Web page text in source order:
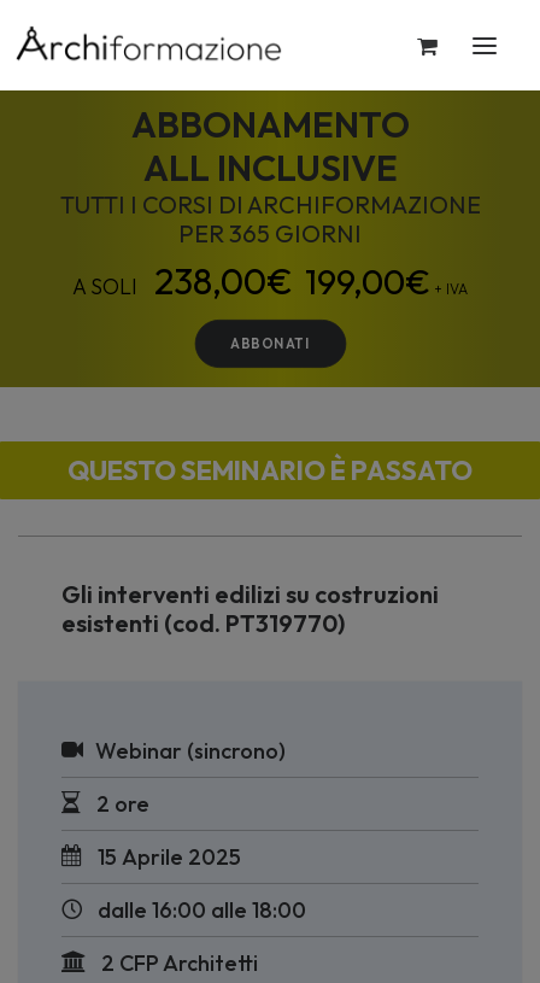
ABBONAMENTO
ALL INCLUSIVE
TUTTI I CORSI DI ARCHIFORMAZIONE
PER 365 GIORNI
199,00€ + IVA
ABBONATI
QUESTO SEMINARIO È PASSATO
Gli interventi edilizi su costruzioni
esistenti (cod. PT319770)
Webinar (sincrono)
2 ore
15 Aprile 2025
dalle 16:00 alle 18:00
2 CFP Architetti